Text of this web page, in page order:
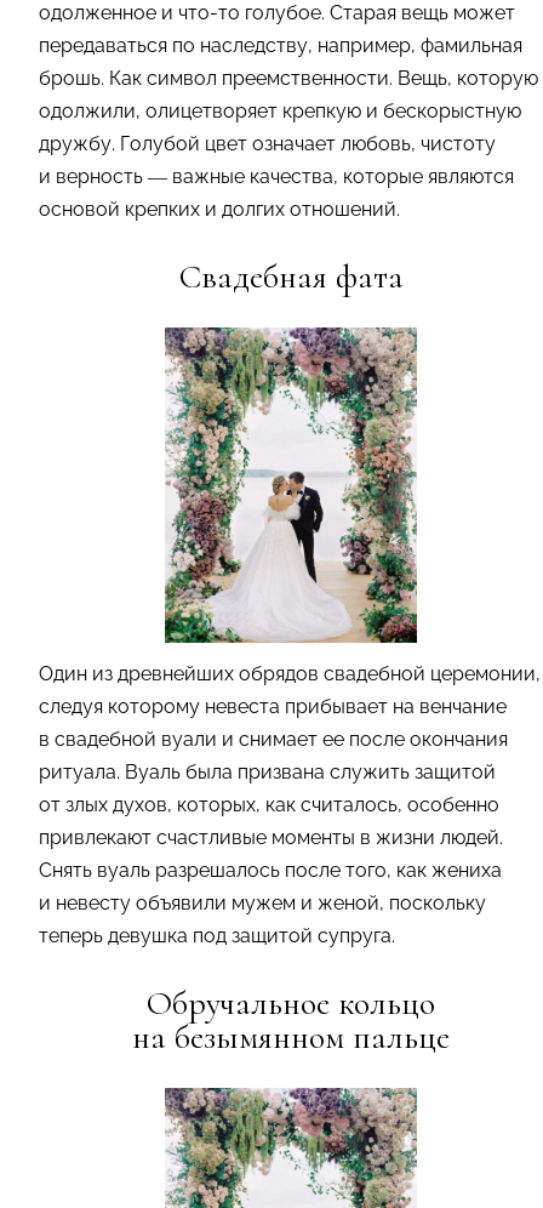
одолженное и что-то голубое. Старая вещь может
передаваться по наследству, например, фамильная
брошь. Как символ преемственности. Вещь, которую
одолжили, олицетворяет крепкую и бескорыстную
дружбу. Голубой цвет означает любовь, чистоту
и верность — важные качества, которые являются
основой крепких и долгих отношений.
Свадебная фата
Один из древнейших обрядов свадебной церемонии,
следуя которому невеста прибывает на венчание
в свадебной вуали и снимает ее после окончания
ритуала. Вуаль была призвана служить защитой
от злых духов, которых, как считалось, особенно
привлекают счастливые моменты в жизни людей.
Снять вуаль разрешалось после того, как жениха
и невесту объявили мужем и женой, поскольку
теперь девушка под защитой супруга.
Обручальное кольцо
на безымянном пальце